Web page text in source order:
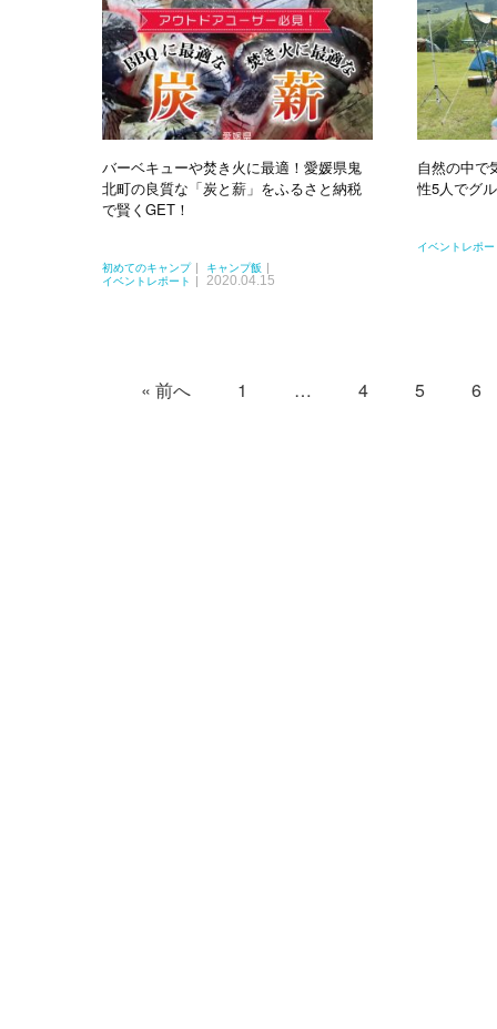
バーベキューや焚き火に最適！愛媛県鬼
北町の良質な「炭と薪」をふるさと納税
で賢くGET！
初めてのキャンプ
キャンプ飯
イベントレポート
2020.04.15
自然の中で
性5人でグ
イベントレポー
« 前へ 1 … 4 5 6